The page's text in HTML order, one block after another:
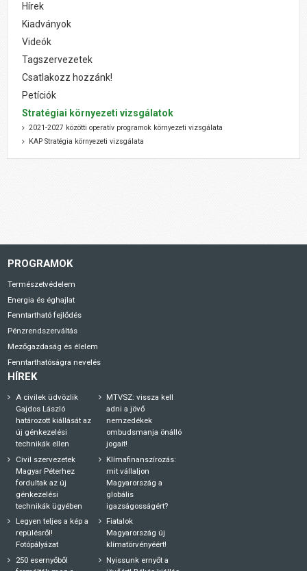
Hírek
Kiadványok
Videók
Tagszervezetek
Csatlakozz hozzánk!
Petíciók
Stratégiai környezeti vizsgálatok
2021-2027 közötti operatív programok környezeti vizsgálata
KAP Stratégia környezeti vizsgálata
PROGRAMOK
Természetvédelem
Energia és éghajlat
Fenntartható fejlődés
Pénzrendszerváltás
Mezőgazdaság és élelem
Fenntarthatóságra nevelés
HÍREK
A civilek üdvözlik
Gajdos László
határozott kiállását az
új génkezelési
technikák ellen
Civil szervezetek
Magyar Péterhez
fordultak az új
génkezelési
technikák ügyében
Legyen teljes a kép a
repülésről!
Fotópályázat
250 esernyőből
MTVSZ: vissza kell
adni a jövő
nemzedékek
ombudsmanja önálló
jogait!
Klímafinanszírozás:
mit vállaljon
Magyarország a
globális
igazságosságért?
Fiatalok
Magyarország új
klímatörvényéért!
Nyissunk ernyőt a